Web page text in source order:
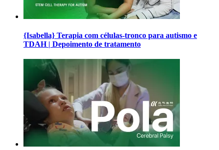
{Isabella} Terapia com células-tronco para autismo e
TDAH | Depoimento de tratamento